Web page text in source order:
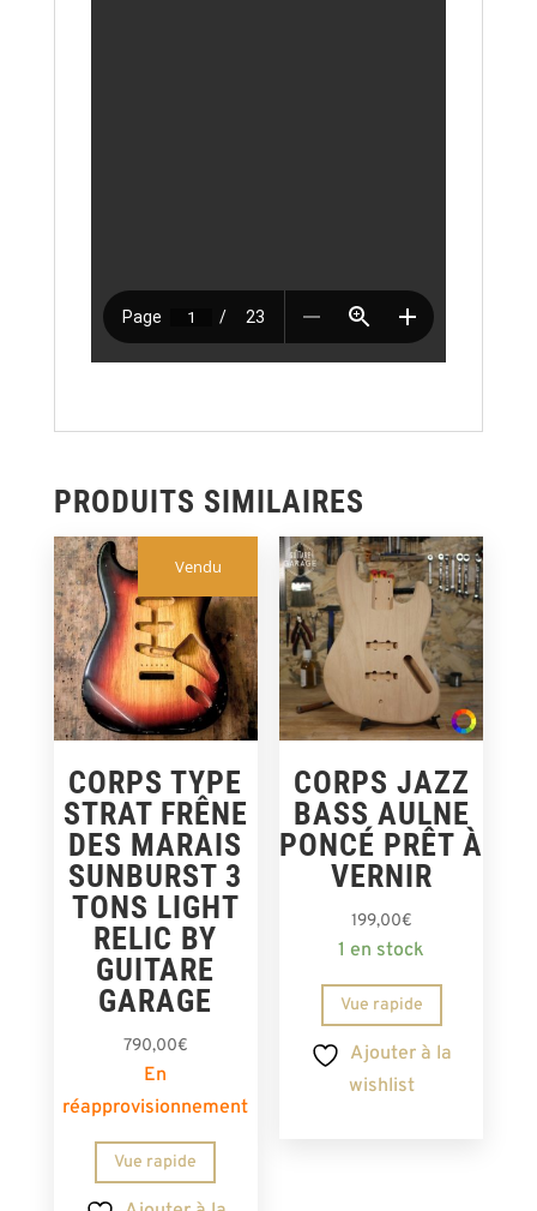
PRODUITS SIMILAIRES
Vendu
CORPS TYPE
STRAT FRÊNE
DES MARAIS
SUNBURST 3
TONS LIGHT
RELIC BY
GUITARE
GARAGE
790,00€
En
réapprovisionnement
Vue rapide
CORPS JAZZ
BASS AULNE
PONCÉ PRÊT À
VERNIR
199,00€
1 en stock
Vue rapide
Ajouter à la
wishlist